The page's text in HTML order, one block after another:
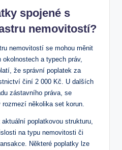
spojené s
nemovitostí?
nemovitostí⁣ se mohou⁢ měnit
⁢a typech práv,
že správní ⁣poplatek ⁣za
činí 2⁣ 000 Kč.⁢ U dalších
zástavního práva, se
několika set korun.
poplatkovou strukturu,
na ⁣typu nemovitosti⁣ či
Některé poplatky ​lze